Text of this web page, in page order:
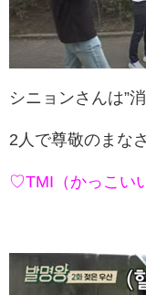
シニョンさんは”
2人で尊敬のまな
♡TMI（かっこい